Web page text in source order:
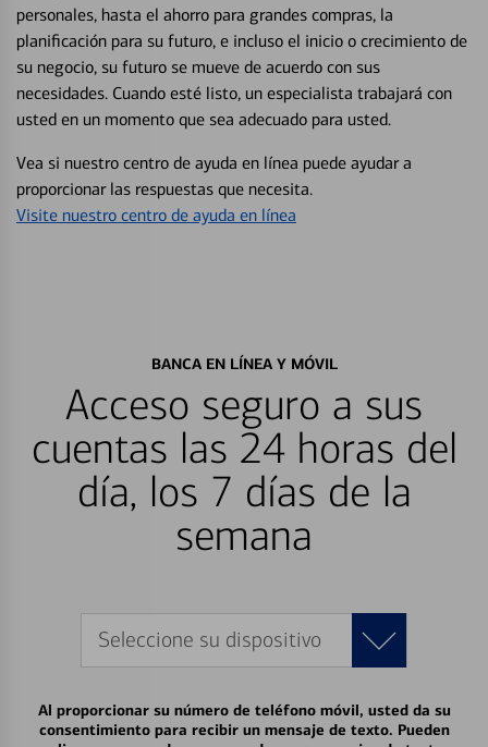
personales, hasta el ahorro para grandes compras, la
planificación para su futuro, e incluso el inicio o crecimiento de
su negocio, su futuro se mueve de acuerdo con sus
necesidades. Cuando esté listo, un especialista trabajará con
usted en un momento que sea adecuado para usted.
Vea si nuestro centro de ayuda en línea puede ayudar a
proporcionar las respuestas que necesita.
Visite nuestro centro de ayuda en línea
BANCA EN LÍNEA Y MÓVIL
Acceso seguro a sus
cuentas las 24 horas del
día, los 7 días de la
semana
Seleccione su dispositivo
Al proporcionar su número de teléfono móvil, usted da su
consentimiento para recibir un mensaje de texto. Pueden